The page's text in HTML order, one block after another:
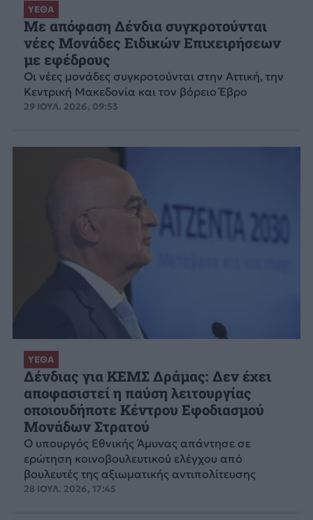
ΥΕΘΑ
Με απόφαση Δένδια συγκροτούνται
νέες Μονάδες Ειδικών Επιχειρήσεων
με εφέδρους
Οι νέες μονάδες συγκροτούνται στην Αττική, την
Κεντρική Μακεδονία και τον βόρειο Έβρο
29 ΙΟΥΛ. 2026, 09:53
ΥΕΘΑ
Δένδιας για ΚΕΜΣ Δράμας: Δεν έχει
αποφασιστεί η παύση λειτουργίας
οποιουδήποτε Κέντρου Εφοδιασμού
Μονάδων Στρατού
Ο υπουργός Εθνικής Άμυνας απάντησε σε
ερώτηση κοινοβουλευτικού ελέγχου από
βουλευτές της αξιωματικής αντιπολίτευσης
28 ΙΟΥΛ. 2026, 17:45